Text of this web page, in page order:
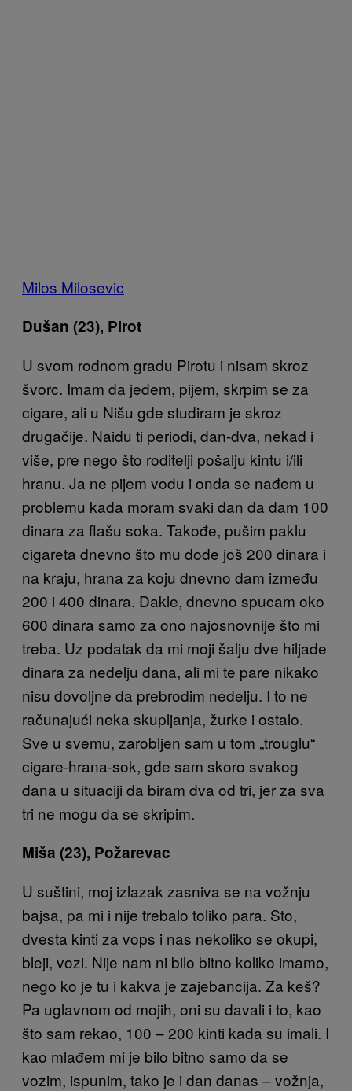
Milos Milosevic
Dušan (23), Pirot
U svom rodnom gradu Pirotu i nisam skroz
švorc. Imam da jedem, pijem, skrpim se za
cigare, ali u Nišu gde studiram je skroz
drugačije. Naiđu ti periodi, dan-dva, nekad i
više, pre nego što roditelji pošalju kintu i/ili
hranu. Ja ne pijem vodu i onda se nađem u
problemu kada moram svaki dan da dam 100
dinara za flašu soka. Takođe, pušim paklu
cigareta dnevno što mu dođe još 200 dinara i
na kraju, hrana za koju dnevno dam između
200 i 400 dinara. Dakle, dnevno spucam oko
600 dinara samo za ono najosnovnije što mi
treba. Uz podatak da mi moji šalju dve hiljade
dinara za nedelju dana, ali mi te pare nikako
nisu dovoljne da prebrodim nedelju. I to ne
računajući neka skupljanja, žurke i ostalo.
Sve u svemu, zarobljen sam u tom „trouglu“
cigare-hrana-sok, gde sam skoro svakog
dana u situaciji da biram dva od tri, jer za sva
tri ne mogu da se skripim.
Miša (23), Požarevac
U suštini, moj izlazak zasniva se na vožnju
bajsa, pa mi i nije trebalo toliko para. Sto,
dvesta kinti za vops i nas nekoliko se okupi,
bleji, vozi. Nije nam ni bilo bitno koliko imamo,
nego ko je tu i kakva je zajebancija. Za keš?
Pa uglavnom od mojih, oni su davali i to, kao
što sam rekao, 100 – 200 kinti kada su imali. I
kao mlađem mi je bilo bitno samo da se
vozim, ispunim, tako je i dan danas – vožnja,